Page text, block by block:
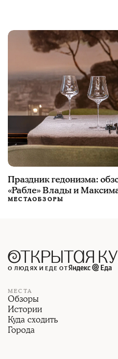
Праздник гедонизма:
«Рабле» Влады и
МЕСТАОБЗОРЫ
О ЛЮДЯХ И ЕДЕ ОТ
МЕСТА
Обзоры
Истории
Куда сходить
Города